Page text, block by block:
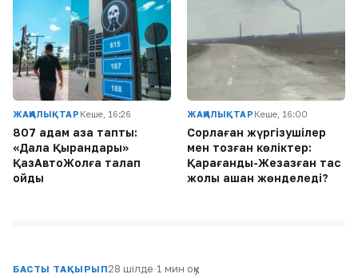
ЖАҢАЛЫҚТАР Кеше, 16:26
807 адам қаза тапты:
«Дала Қырандары»
ҚазАвтоЖолға талап
қойды
ЖАҢАЛЫҚТАР Кеше, 16:00
Сорлаған жүргізушілер
мен тозған көліктер:
Қарағанды-Жезқазған тас
жолы қашан жөнделеді?
БАСТЫ ТАҚЫРЫП28 шілде·1 мин оқу